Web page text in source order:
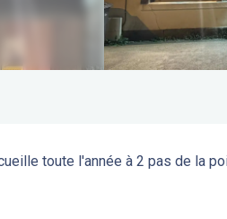
toute l'année à 2 pas de la